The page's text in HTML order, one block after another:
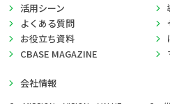
活用シーン
よくある質問
お役立ち資料
CBASE MAGAZINE
会社情報